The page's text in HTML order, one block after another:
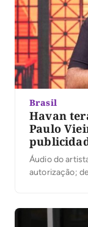
Brasil
Havan
Paulo
Áudio do artista
autorização;